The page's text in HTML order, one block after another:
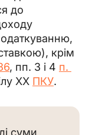
до
крім
, пп. 3 і 4 п.
XX ПКУ.
суми